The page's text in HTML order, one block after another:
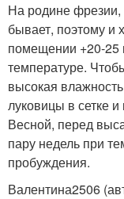
На родине фрезии,
бывает, поэтому и
помещении +20-25
температуре.
высокая
луковицы в сетке
Весной, перед
пару недель при
пробуждения.
Валентина2506